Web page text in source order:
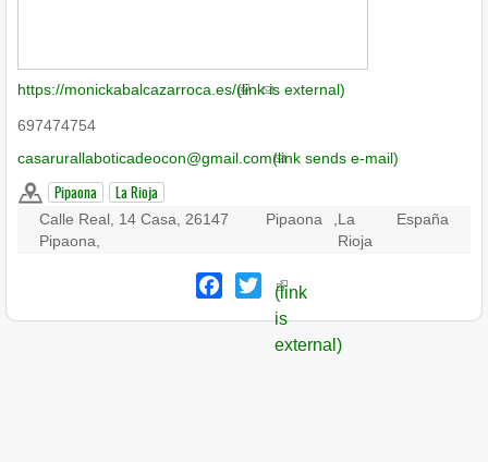
https://monickabalcazarroca.es/(link is external)
697474754
casarurallaboticadeocon@gmail.com(link sends e-mail)
Pipaona La Rioja
Calle Real, 14 Casa, 26147
Pipaona,
Pipaona
La
Rioja
España
Facebook
Twitter
(link
is
external)